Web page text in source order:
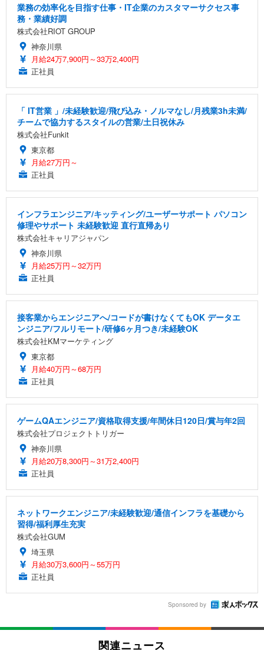
業務の効率化を目指す仕事・IT企業のカスタマーサクセス事
務・業績好調
株式会社RIOT GROUP
神奈川県
月給24万7,900円～33万2,400円
正社員
「 IT営業 」/未経験歓迎/飛び込み・ノルマなし/月残業3h未満/
チームで協力するスタイルの営業/土日祝休み
株式会社Funkit
東京都
月給27万円～
正社員
インフラエンジニア/キッティング/ユーザーサポート パソコン
修理やサポート 未経験歓迎 直行直帰あり
株式会社キャリアジャパン
神奈川県
月給25万円～32万円
正社員
接客業からエンジニアへ/コードが書けなくてもOK データエ
ンジニア/フルリモート/研修6ヶ月つき/未経験OK
株式会社KMマーケティング
東京都
月給40万円～68万円
正社員
ゲームQAエンジニア/資格取得支援/年間休日120日/賞与年2回
株式会社プロジェクトトリガー
神奈川県
月給20万8,300円～31万2,400円
正社員
ネットワークエンジニア/未経験歓迎/通信インフラを基礎から
習得/福利厚生充実
株式会社GUM
埼玉県
月給30万3,600円～55万円
正社員
Sponsored by
関連ニュース